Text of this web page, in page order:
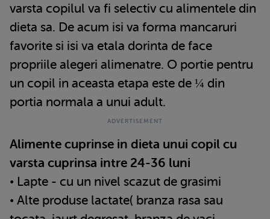
varsta copilul va fi selectiv cu alimentele din
dieta sa. De acum isi va forma mancaruri
favorite si isi va etala dorinta de face
propriile alegeri alimenatre. O portie pentru
un copil in aceasta etapa este de ¼ din
portia normala a unui adult.
Alimente cuprinse in dieta unui copil cu
varsta cuprinsa intre 24-36 luni
• Lapte - cu un nivel scazut de grasimi
• Alte produse lactate( branza rasa sau